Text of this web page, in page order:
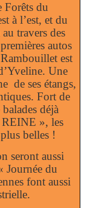
Forêts du
à l’est, et du
travers des
autos
est
Une
de ses étangs,
Fort de
déjà
REINE », les
belles !
seront aussi
Journée du
font aussi